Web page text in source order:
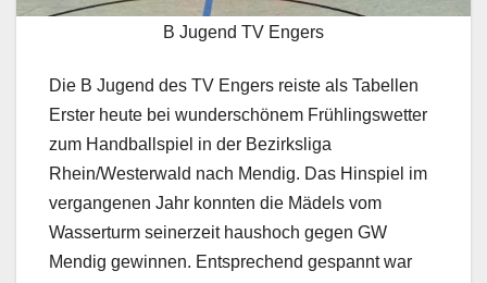
B Jugend TV Engers
Die B Jugend des TV Engers reiste als Tabellen
Erster heute bei wunderschönem Frühlingswetter
zum Handballspiel in der Bezirksliga
Rhein/Westerwald nach Mendig. Das Hinspiel im
vergangenen Jahr konnten die Mädels vom
Wasserturm seinerzeit haushoch gegen GW
Mendig gewinnen. Entsprechend gespannt war